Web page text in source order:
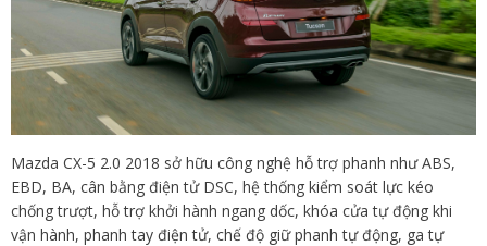
Mazda CX-5 2.0 2018 sở hữu công nghệ hỗ trợ phanh như ABS,
EBD, BA, cân bằng điện tử DSC, hệ thống kiểm soát lực kéo
chống trượt, hỗ trợ khởi hành ngang dốc, khóa cửa tự động khi
vận hành, phanh tay điện tử, chế độ giữ phanh tự động, ga tự